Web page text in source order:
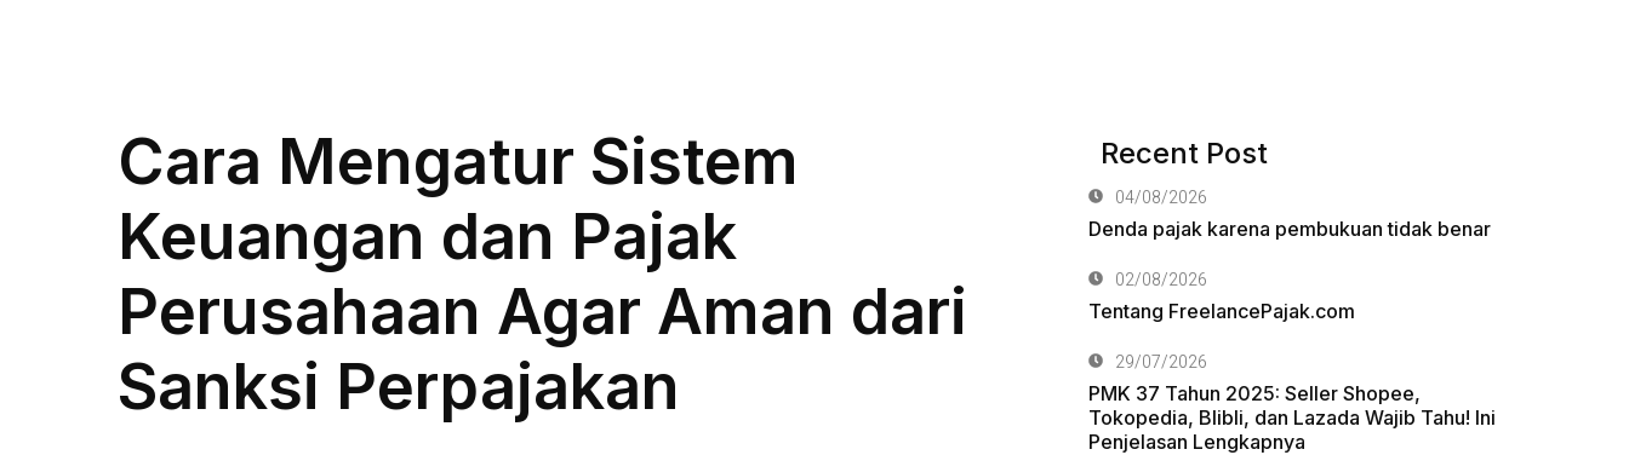
Cara Mengatur Sistem
Keuangan dan Pajak
Perusahaan Agar Aman dari
Sanksi Perpajakan
Recent Post
04/08/2026
Denda pajak karena pembukuan tidak benar
02/08/2026
Tentang FreelancePajak.com
29/07/2026
PMK 37 Tahun 2025: Seller Shopee,
Tokopedia, Blibli, dan Lazada Wajib Tahu! Ini
Penjelasan Lengkapnya